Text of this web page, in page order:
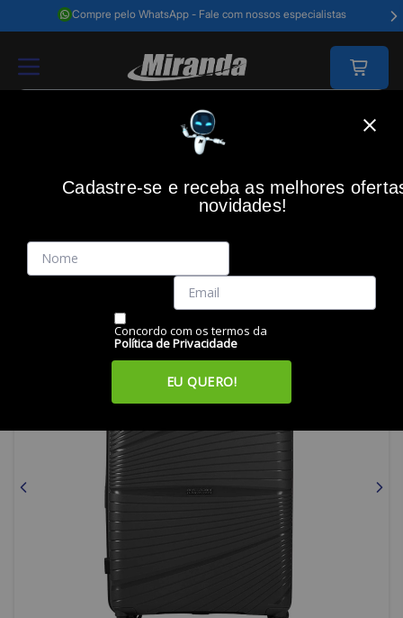
Compre pelo WhatsApp - Fale com nossos especialistas
SAMSONITE
(0)
Mala de Viagem American Tourister Cosmopolis, Preta,
Código: 49901
Vendido e Entregue por:
Cadastre-se e receba as melhores
novidades!
Concordo com os termos da
Política de Privacidade
EU QUERO!